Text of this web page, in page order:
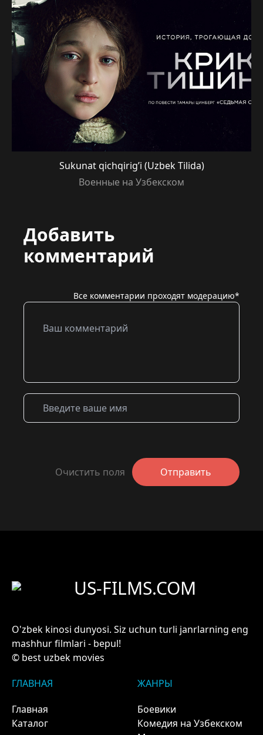
Sukunat qichqirig’i (Uzbek Tilida)
Военные на Узбекском
Добавить
комментарий
Все комментарии проходят модерацию*
Очистить поля Отправить
US-FILMS.COM
O'zbek kinosi dunyosi. Siz uchun turli janrlarning eng
mashhur filmlari - bepul!
© best uzbek movies
ГЛАВНАЯ
Главная
Каталог
ЖАНРЫ
Боевики
Комедия на Узбекском